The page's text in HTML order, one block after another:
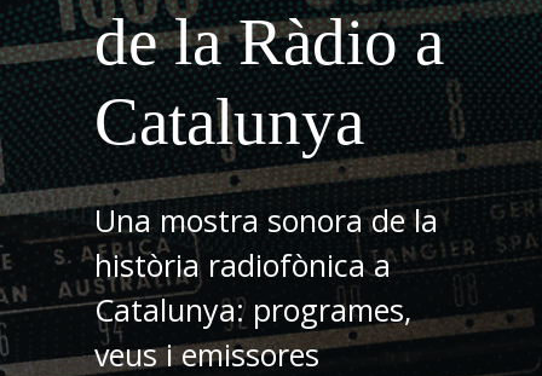
de la Ràdio a
Catalunya
Una mostra sonora de la
història radiofònica a
Catalunya: programes,
veus i emissores